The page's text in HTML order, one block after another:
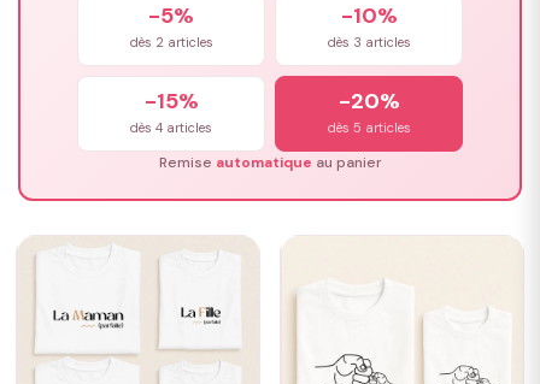
-5%
dès 2 articles
-10%
dès 3 articles
-15%
dès 4 articles
-20%
dès 5 articles
Remise automatique au panier